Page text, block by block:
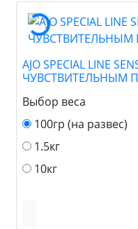
AJO SPECIAL LINE
ЧУВСТВИТЕЛЬНЫМ
Выбор веса
100гр (на развес)
1.5кг
10кг